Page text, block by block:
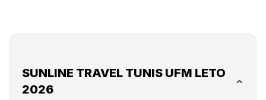
SUNLINE TRAVEL TUNIS UFM LETO
2026